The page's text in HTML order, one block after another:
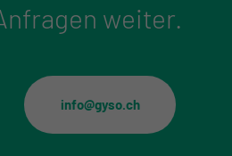
weiter.
info@gyso.ch